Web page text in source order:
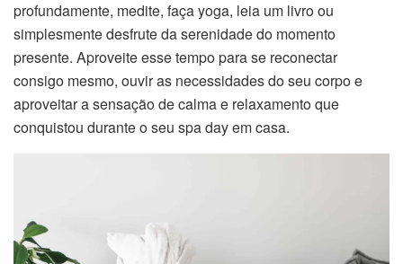
profundamente, medite, faça yoga, leia um livro ou
simplesmente desfrute da serenidade do momento
presente. Aproveite esse tempo para se reconectar
consigo mesmo, ouvir as necessidades do seu corpo e
aproveitar a sensação de calma e relaxamento que
conquistou durante o seu spa day em casa.